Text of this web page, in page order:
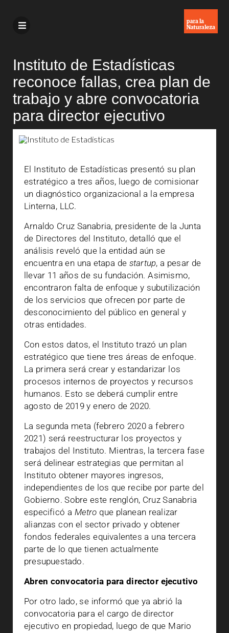
Instituto de Estadísticas
reconoce fallas, crea plan de
trabajo y abre convocatoria
para director ejecutivo
El Instituto de Estadísticas presentó su plan
estratégico a tres años, luego de comisionar
un diagnóstico organizacional a la empresa
Linterna, LLC.
Arnaldo Cruz Sanabria, presidente de la Junta
de Directores del Instituto, detalló que el
análisis reveló que la entidad aún se
encuentra en una etapa de startup, a pesar de
llevar 11 años de su fundación. Asimismo,
encontraron falta de enfoque y subutilización
de los servicios que ofrecen por parte de
desconocimiento del público en general y
otras entidades.
Con estos datos, el Instituto trazó un plan
estratégico que tiene tres áreas de enfoque.
La primera será crear y estandarizar los
procesos internos de proyectos y recursos
humanos. Esto se deberá cumplir entre
agosto de 2019 y enero de 2020.
La segunda meta (febrero 2020 a febrero
2021) será reestructurar los proyectos y
trabajos del Instituto. Mientras, la tercera fase
será delinear estrategias que permitan al
Instituto obtener mayores ingresos,
independientes de los que recibe por parte del
Gobierno. Sobre este renglón, Cruz Sanabria
especificó a Metro que planean realizar
alianzas con el sector privado y obtener
fondos federales equivalentes a una tercera
parte de lo que tienen actualmente
presupuestado.
Abren convocatoria para director ejecutivo
Por otro lado, se informó que ya abrió la
convocatoria para el cargo de director
ejecutivo en propiedad, luego de que Mario